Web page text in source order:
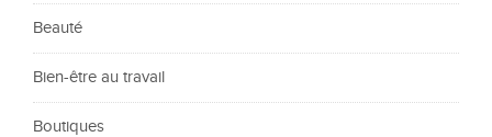
Beauté
Bien-être au travail
Boutiques